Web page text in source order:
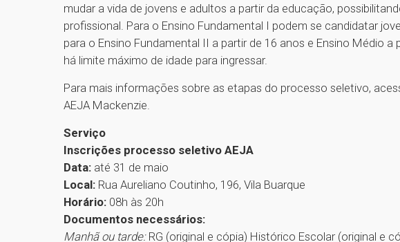
mudar a vida de jovens e adultos a partir da educação,
profissional. Para o Ensino Fundamental I podem se candidatar
para o Ensino Fundamental II a partir de 16 anos e Ensino Médio
há limite máximo de idade para ingressar.
Para mais informações sobre as etapas do processo seletivo,
AEJA Mackenzie.
Serviço
Inscrições processo seletivo AEJA
Data: até 31 de maio
Local: Rua Aureliano Coutinho, 196, Vila Buarque
Horário: 08h às 20h
Documentos necessários:
Manhã ou tarde:RG (original e cópia) Histórico Escolar (original e